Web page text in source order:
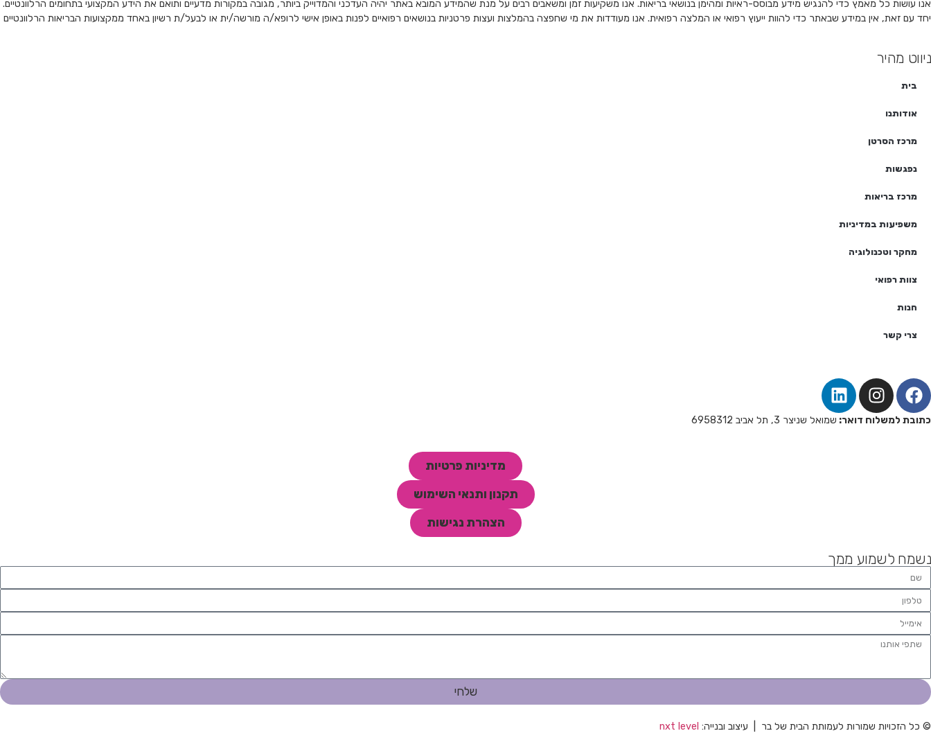
אנו עושות כל מאמץ כדי להנגיש מידע מבוסס-ראיות ומהימן בנושאי בריאות. אנו משקיעות זמן ומשאבים רבים על מנת שהמידע המובא באתר יהיה העדכני והמדוייק ביותר, מגובה במקורות מדעיים ותואם את הידע המקצועי בתחומים הרלוונטיים.
יחד עם זאת, אין במידע שבאתר כדי להוות ייעוץ רפואי או המלצה רפואית. אנו מעודדות את מי שחפצה בהמלצות ועצות פרטניות בנושאים רפואיים לפנות באופן אישי לרופא/ה מורשה/ית או לבעל/ת רשיון באחד ממקצועות הבריאות הרלוונטיים
ניווט מהיר
בית
אודותנו
מרכז הסרטן
נפגשות
מרכז בריאות
משפיעות במדיניות
מחקר וטכנולוגיה
צוות רפואי
חנות
צרי קשר
כתובת למשלוח דואר: שמואל שניצר 3, תל אביב 6958312
מדיניות פרטיות
תקנון ותנאי השימוש
הצהרת נגישות
נשמח לשמוע ממך
שלחי
© כל הזכויות שמורות לעמותת הבית של בר | עיצוב ובנייה: nxt level